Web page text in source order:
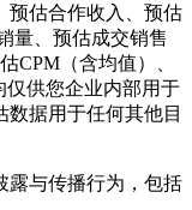
预估合作收入、预估
量、预估成交销售
CPM（含均值）、
仅供您企业内部用于
据用于任何其他目
露与传播行为，包括